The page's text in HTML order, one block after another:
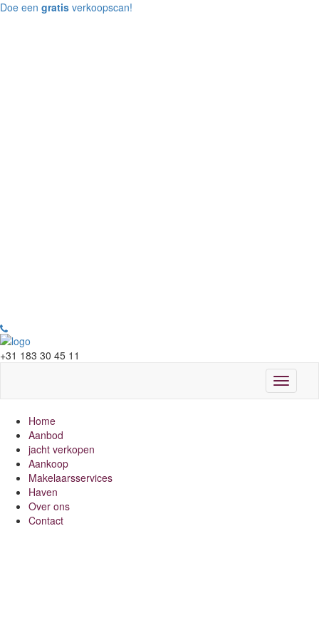
Doe een gratis verkoopscan!
+31 183 30 45 11
Toggle
Home
Aanbod
jacht verkopen
Aankoop
Makelaarsservices
Haven
Over ons
Contact